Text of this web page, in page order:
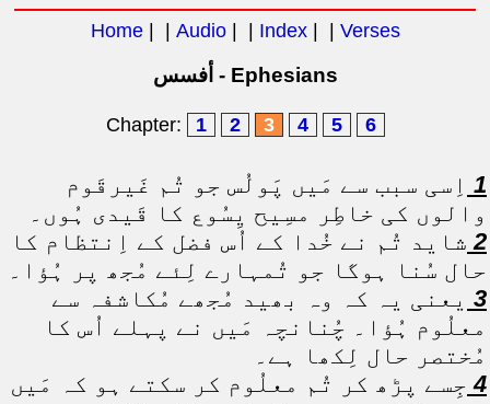
Home| | Audio| | Index| | Verses
أفسس - Ephesians
Chapter: 1 2 3 4 5 6
1 اِسی سبب سے مَیں پَولُس جو تُم غَیرقَوم
والوں کی خاطِر مسِیح یِسُوع کا قَیدی ہُوں۔
2 شاید تُم نے خُدا کے اُس فضل کے اِنتظام کا
حال سُنا ہوگا جو تُمہارے لِئے مُجھ پر ہُؤا۔
3 یعنی یہ کہ وہ بھید مُجھے مُکاشفہ سے
معلُوم ہُؤا۔ چُنانچہ مَیں نے پہلے اُس کا
مُختصر حال لِکھا ہے۔
4 جِسے پڑھ کر تُم معلُوم کر سکتے ہو کہ مَیں